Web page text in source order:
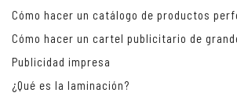
Cómo hacer un catálogo de productos
Cómo hacer un cartel publicitario de
Publicidad impresa
¿Qué es la laminación?